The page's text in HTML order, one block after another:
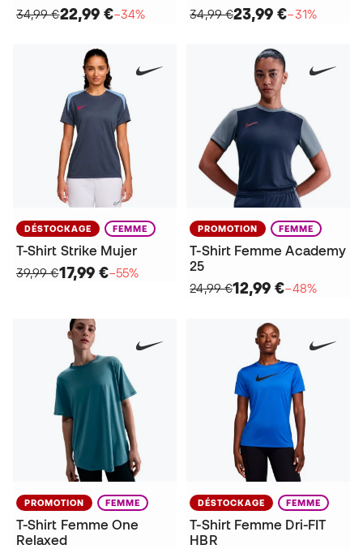
34,99 €22,99 €−34%
34,99 €23,99 €−31%
DÉSTOCKAGE FEMME
T-Shirt Strike Mujer
39,99 €17,99 €−55%
PROMOTION FEMME
T-Shirt Femme Academy
25
24,99 €12,99 €−48%
PROMOTION FEMME
T-Shirt Femme One
Relaxed
DÉSTOCKAGE FEMME
T-Shirt Femme Dri-FIT
HBR